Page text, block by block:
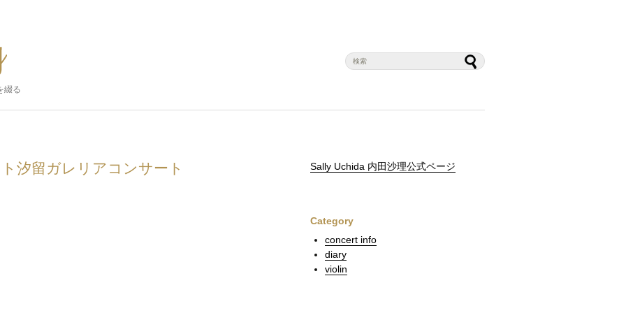
綴る
汐留ガレリアコンサート Sally Uchida 内田沙理公式ページ
Category
concert info
diary
violin